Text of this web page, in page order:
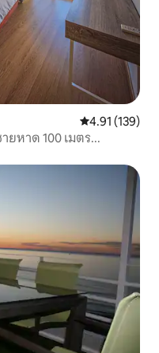
คะแนนเฉลี่ย
4.91 (139)
ยหาด 100 เมตร...